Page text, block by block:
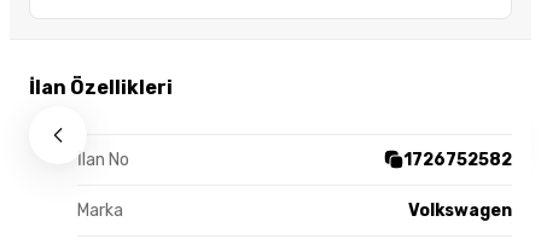
İlan Özellikleri
İlan No 1726752582
Marka Volkswagen